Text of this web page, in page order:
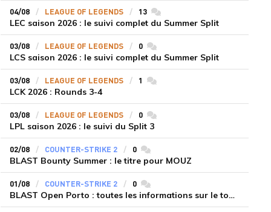
04/08 LEAGUE OF LEGENDS 13commentaires
LEC saison 2026 : le suivi complet du Summer Split
03/08 LEAGUE OF LEGENDS 0commentaires
LCS saison 2026 : le suivi complet du Summer Split
03/08 LEAGUE OF LEGENDS 1 commentaires
LCK 2026 : Rounds 3-4
03/08 LEAGUE OF LEGENDS 0commentaires
LPL saison 2026 : le suivi du Split 3
02/08 COUNTER-STRIKE 2 0commentaires
BLAST Bounty Summer : le titre pour MOUZ
01/08 COUNTER-STRIKE 2 0commentaires
BLAST Open Porto : toutes les informations sur le tournoi